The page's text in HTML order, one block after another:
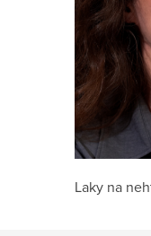
Laky na